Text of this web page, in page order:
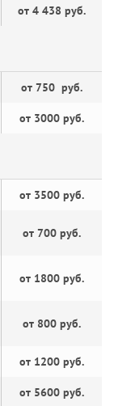
от 4 438 руб.
от 750 руб.
от 3000 руб.
от 3500 руб.
от 700 руб.
от 1800 руб.
от 800 руб.
от 1200 руб.
от 5600 руб.